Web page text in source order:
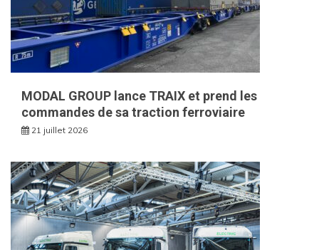
MODAL GROUP lance TRAIX et prend les
commandes de sa traction ferroviaire
21 juillet 2026